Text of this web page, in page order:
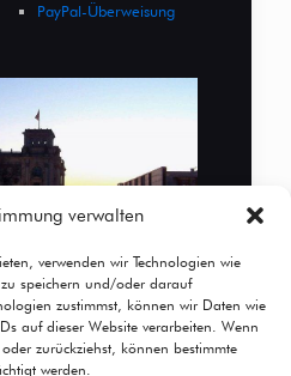
verwalten
verwenden wir Technologien wie
speichern und/oder darauf
zustimmst, können wir Daten wie
auf dieser Website verarbeiten. Wenn
zurückziehst, können bestimmte
werden.
PayPal-Überweisung